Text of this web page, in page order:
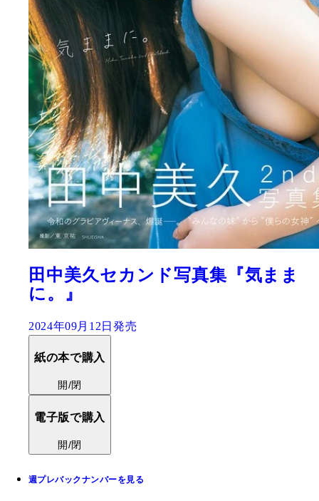
田中美久セカンド写真集『気まま
に。』
2024年09月12日発売
紙の本で購入
開/閉
電子版で購入
開/閉
週プレバックナンバーを見る